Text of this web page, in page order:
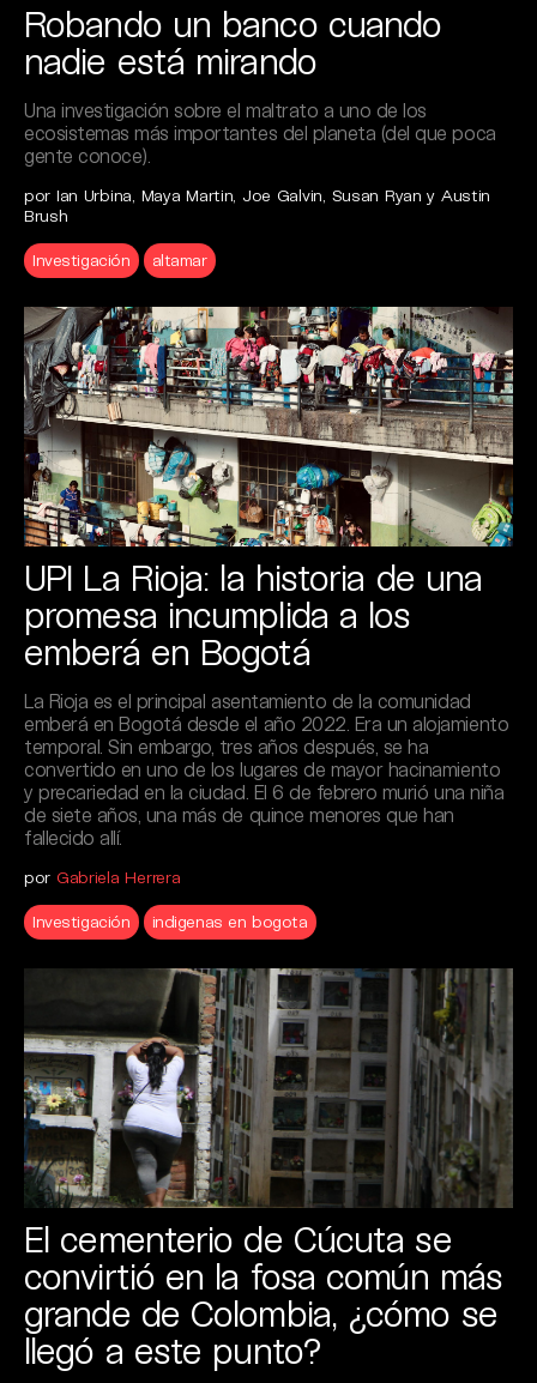
Robando un banco cuando
nadie está mirando
Una investigación sobre el maltrato a uno de los
ecosistemas más importantes del planeta (del que poca
gente conoce).
por Ian Urbina, Maya Martin, Joe Galvin, Susan Ryan y Austin
Brush
Investigación altamar
UPI La Rioja: la historia de una
promesa incumplida a los
emberá en Bogotá
La Rioja es el principal asentamiento de la comunidad
emberá en Bogotá desde el año 2022. Era un alojamiento
temporal. Sin embargo, tres años después, se ha
convertido en uno de los lugares de mayor hacinamiento
y precariedad en la ciudad. El 6 de febrero murió una niña
de siete años, una más de quince menores que han
fallecido allí.
por Gabriela Herrera
Investigación indigenas en bogota
El cementerio de Cúcuta se
convirtió en la fosa común más
grande de Colombia, ¿cómo se
llegó a este punto?